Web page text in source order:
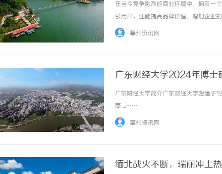
在当今竞争激烈的商业环境中，拥有一
引用户，还能提高品牌价值，增加企业
价值。首先，一个好的公司网页设计必
肇州资讯网
广东财经大学2024年博士
广东财经大学简介广东财经大学始建于
商 ...……
肇州资讯网
缅北战火不断，瑞丽冲上